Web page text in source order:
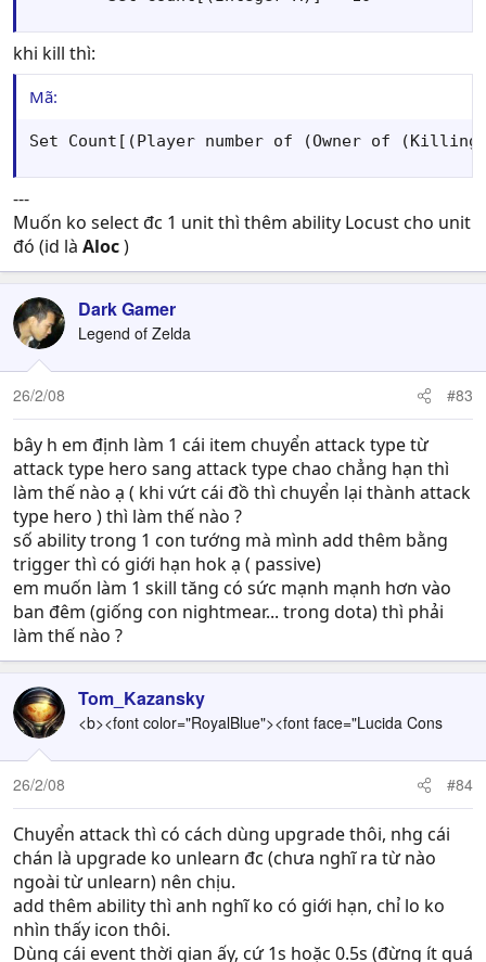
khi kill thì:
Mã:
Set Count[(Player number of (Owner of
---
Muốn ko select đc 1 unit thì thêm ability Locust cho unit
đó (id là Aloc)
Dark Gamer
Legend of Zelda
26/2/08 #83
bây h em định làm 1 cái item chuyển attack type từ
attack type hero sang attack type chao chẳng hạn thì
làm thế nào ạ ( khi vứt cái đồ thì chuyển lại thành attack
type hero ) thì làm thế nào ?
số ability trong 1 con tướng mà mình add thêm bằng
trigger thì có giới hạn hok ạ ( passive)
em muốn làm 1 skill tăng có sức mạnh mạnh hơn vào
ban đêm (giống con nightmear... trong dota) thì phải
làm thế nào ?
Tom_Kazansky
<b><font color="RoyalBlue"><font face="Lucida Cons
26/2/08 #84
Chuyển attack thì có cách dùng upgrade thôi, nhg cái
chán là upgrade ko unlearn đc (chưa nghĩ ra từ nào
ngoài từ unlearn) nên chịu.
add thêm ability thì anh nghĩ ko có giới hạn, chỉ lo ko
nhìn thấy icon thôi.
Dùng cái event thời gian ấy, cứ 1s hoặc 0.5s (đừng ít quá